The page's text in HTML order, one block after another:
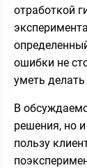
отработкой
ошибки не
уметь
В
решения, но
пользу